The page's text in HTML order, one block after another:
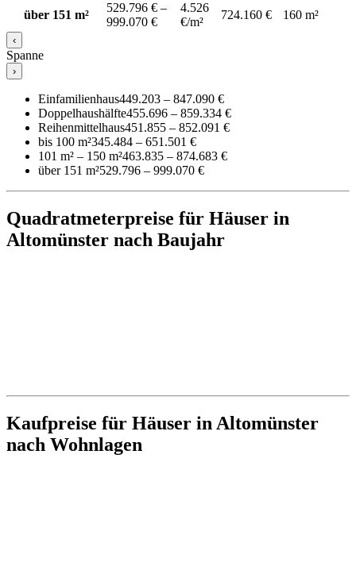
über 151 m²
529.796 € –
999.070 €
4.526
€/m²
724.160 € 160 m²
‹
Spanne
›
Einfamilienhaus449.203 – 847.090 €
Doppelhaushälfte455.696 – 859.334 €
Reihenmittelhaus451.855 – 852.091 €
bis 100 m²345.484 – 651.501 €
101 m² – 150 m²463.835 – 874.683 €
über 151 m²529.796 – 999.070 €
Quadratmeterpreise für Häuser in
Altomünster nach Baujahr
Kaufpreise für Häuser in Altomünster
nach Wohnlagen